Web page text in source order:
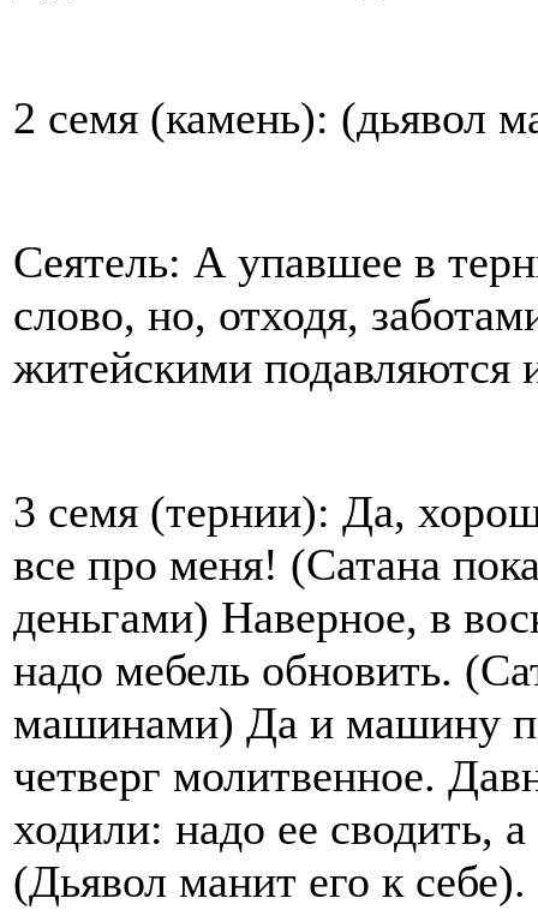
2 семя (камень): (дьявол
Сеятель: А упавшее в
слово, но, отходя,
житейскими подавляются
3 семя (тернии): Да,
все про меня! (Сатана
деньгами) Наверное, в
надо мебель обновить.
машинами) Да и машину
четверг молитвенное.
ходили: надо ее сводить,
(Дьявол манит его к себе).